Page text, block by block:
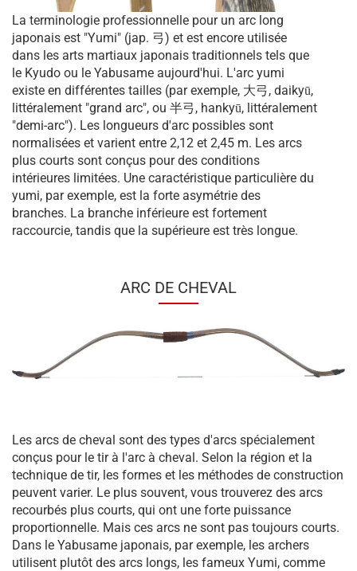
La terminologie professionnelle pour un arc long
japonais est "Yumi" (jap. 弓) et est encore utilisée
dans les arts martiaux japonais traditionnels tels que
le Kyudo ou le Yabusame aujourd'hui. L'arc yumi
existe en différentes tailles (par exemple, 大弓, daikyū,
littéralement "grand arc", ou 半弓, hankyū, littéralement
"demi-arc"). Les longueurs d'arc possibles sont
normalisées et varient entre 2,12 et 2,45 m. Les arcs
plus courts sont conçus pour des conditions
intérieures limitées. Une caractéristique particulière du
yumi, par exemple, est la forte asymétrie des
branches. La branche inférieure est fortement
raccourcie, tandis que la supérieure est très longue.
ARC DE CHEVAL
Les arcs de cheval sont des types d'arcs spécialement
conçus pour le tir à l'arc à cheval. Selon la région et la
technique de tir, les formes et les méthodes de construction
peuvent varier. Le plus souvent, vous trouverez des arcs
recourbés plus courts, qui ont une forte puissance
proportionnelle. Mais ces arcs ne sont pas toujours courts.
Dans le Yabusame japonais, par exemple, les archers
utilisent plutôt des arcs longs, les fameux Yumi, comme